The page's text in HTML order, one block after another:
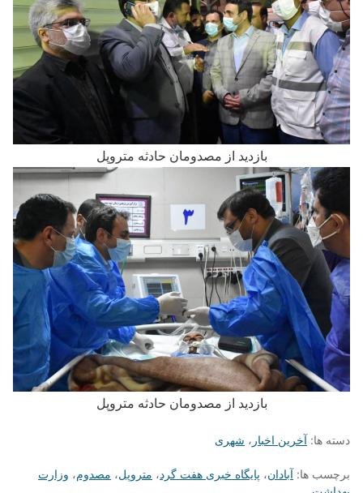
بازدید از مصدومان حادثه متروپل
بازدید از مصدومان حادثه متروپل
دسته ها: آخرین اخبار ، شهری
برچسب ها: آبادان، پایگاه خبری هفت گرد، متروپل، مصدوم، وزارت